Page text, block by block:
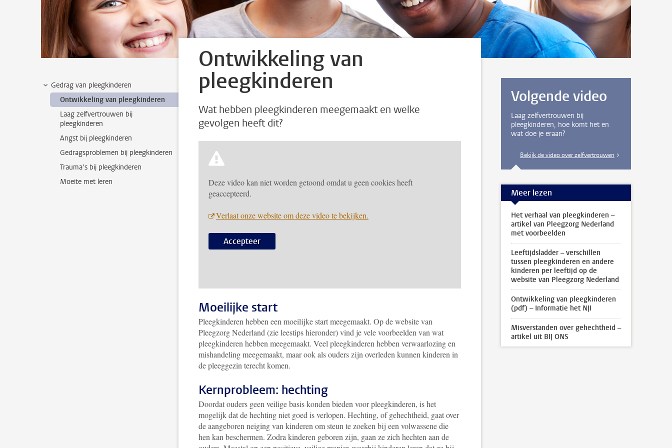
Gedrag van pleegkinderen
Ontwikkeling van pleegkinderen
Laag zelfvertrouwen bij
pleegkinderen
Angst bij pleegkinderen
Gedragsproblemen bij pleegkinderen
Trauma’s bij pleegkinderen
Moeite met leren
Ontwikkeling van
pleegkinderen
Wat hebben pleegkinderen meegemaakt en welke
gevolgen heeft dit?
Deze video kan niet worden getoond omdat u geen cookies heeft
geaccepteerd.
Verlaat onze website om deze video te bekijken.
Accepteer
Moeilijke start
Pleegkinderen hebben een moeilijke start meegemaakt. Op de website van
Pleegzorg Nederland (zie leestips hieronder) vind je vele voorbeelden van wat
pleegkinderen hebben meegemaakt. Veel pleegkinderen hebben verwaarlozing en
mishandeling meegemaakt, maar ook als ouders zijn overleden kunnen kinderen in
de pleeggezin terecht komen.
Kernprobleem: hechting
Doordat ouders geen veilige basis konden bieden voor pleegkinderen, is het
mogelijk dat de hechting niet goed is verlopen. Hechting, of gehechtheid, gaat over
de aangeboren neiging van kinderen om steun te zoeken bij een volwassene die
hen kan beschermen. Zodra kinderen geboren zijn, gaan ze zich hechten aan de
Volgende video
Laag zelfvertrouwen bij
pleegkinderen, hoe komt het en
wat doe je eraan?
Bekijk de video over zelfvertrouwen
Meer lezen
Het verhaal van pleegkinderen –
artikel van Pleegzorg Nederland
met voorbeelden
Leeftijdsladder – verschillen
tussen pleegkinderen en andere
kinderen per leeftijd op de
website van Pleegzorg Nederland
Ontwikkeling van pleegkinderen
(pdf) – Informatie het NJI
Misverstanden over gehechtheid –
artikel uit BIJ ONS